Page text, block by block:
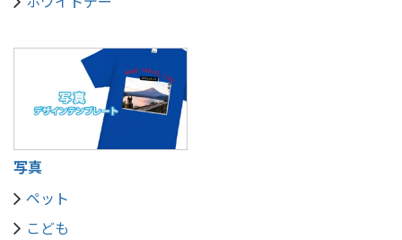
写真
ペット
こども